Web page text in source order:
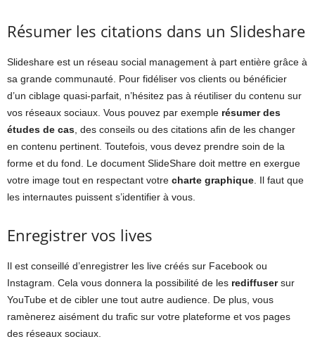
Résumer les citations dans un Slideshare
Slideshare est un réseau social management à part entière grâce à
sa grande communauté. Pour fidéliser vos clients ou bénéficier
d’un ciblage quasi-parfait, n’hésitez pas à réutiliser du contenu sur
vos réseaux sociaux. Vous pouvez par exemple résumer des
études de cas, des conseils ou des citations afin de les changer
en contenu pertinent. Toutefois, vous devez prendre soin de la
forme et du fond. Le document SlideShare doit mettre en exergue
votre image tout en respectant votre charte graphique. Il faut que
les internautes puissent s’identifier à vous.
Enregistrer vos lives
Il est conseillé d’enregistrer les live créés sur Facebook ou
Instagram. Cela vous donnera la possibilité de les rediffusersur
YouTube et de cibler une tout autre audience. De plus, vous
ramènerez aisément du trafic sur votre plateforme et vos pages
des réseaux sociaux.